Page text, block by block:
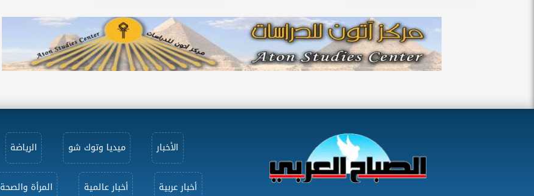
الأخبار ميديا وتوك شو الرياضة
أخبار عربية أخبار عالمية المرأة والصحة